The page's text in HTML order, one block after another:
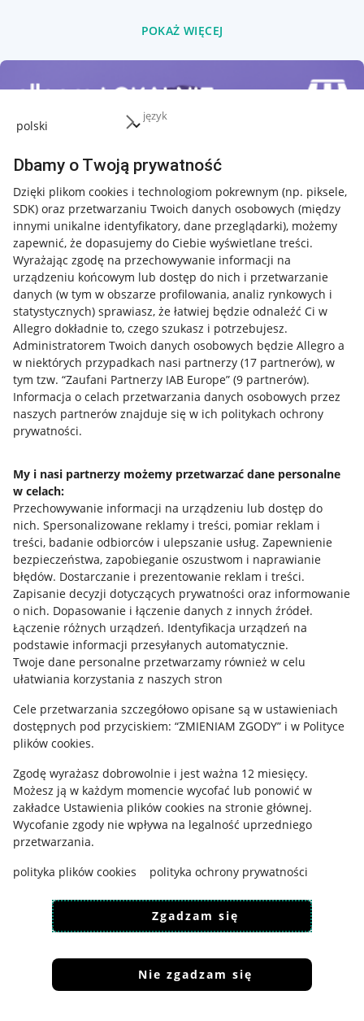
język
Dbamy o Twoją prywatność
Dzięki plikom cookies i technologiom pokrewnym (np. piksele,
SDK) oraz przetwarzaniu Twoich danych osobowych (między
innymi unikalne identyfikatory, dane przeglądarki), możemy
zapewnić, że dopasujemy do Ciebie wyświetlane treści.
Wyrażając zgodę na przechowywanie informacji na
urządzeniu końcowym lub dostęp do nich i przetwarzanie
danych (w tym w obszarze profilowania, analiz rynkowych i
statystycznych) sprawiasz, że łatwiej będzie odnaleźć Ci w
Allegro dokładnie to, czego szukasz i potrzebujesz.
Administratorem Twoich danych osobowych będzie Allegro a
w niektórych przypadkach nasi partnerzy (17 partnerów), w
tym tzw. “Zaufani Partnerzy IAB Europe” (9 partnerów).
Informacja o celach przetwarzania danych osobowych przez
naszych partnerów znajduje się w ich politykach ochrony
prywatności.
My i nasi partnerzy możemy przetwarzać dane personalne
w celach:
Przechowywanie informacji na urządzeniu lub dostęp do
nich. Spersonalizowane reklamy i treści, pomiar reklam i
treści, badanie odbiorców i ulepszanie usług. Zapewnienie
bezpieczeństwa, zapobieganie oszustwom i naprawianie
błędów. Dostarczanie i prezentowanie reklam i treści.
Zapisanie decyzji dotyczących prywatności oraz informowanie
o nich. Dopasowanie i łączenie danych z innych źródeł.
Łączenie różnych urządzeń. Identyfikacja urządzeń na
podstawie informacji przesyłanych automatycznie.
Twoje dane personalne przetwarzamy również w celu
ułatwiania korzystania z naszych stron
Cele przetwarzania szczegółowo opisane są w ustawieniach
dostępnych pod przyciskiem: “ZMIENIAM ZGODY” i w Polityce
plików cookies.
Zgodę wyrażasz dobrowolnie i jest ważna 12 miesięcy.
Możesz ją w każdym momencie wycofać lub ponowić w
zakładce Ustawienia plików cookies na stronie głównej.
Wycofanie zgody nie wpływa na legalność uprzedniego
przetwarzania.
polityka plików cookies
polityka ochrony prywatności
Zgadzam się
Nie zgadzam się
POKAŻ WIĘCEJ
Przydatne informacje
Jak to działa
Allegro Gadane dla sprzedających
Allegro Gadane dla kupujących
Mapa miejscowości
Informacje prawne
Regulamin
Polityka plików "cookies"
Ustawienia plików "cookies"
Udostępnianie lokalizacji
Informacje dla Aktu o Usługach Cyfrowych
Pobierz aplikację
Korzystanie z serwisu oznacza akceptacjęregulaminu